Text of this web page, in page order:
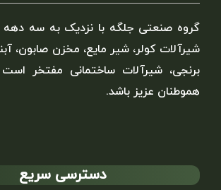
گروه صنعتی جلگه با نزدیک به سه دهه
شیرآلات کولر، شیر مایع، مخزن صابون،
برنجی، شیرآلات ساختمانی مفتخر
هموطنان عزیز باشد.
دسترسی سریع